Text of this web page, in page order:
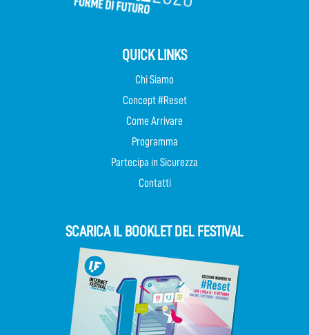
QUICK LINKS
Chi Siamo
Concept #Reset
Come Arrivare
Programma
Partecipa in Sicurezza
Contatti
SCARICA IL BOOKLET DEL FESTIVAL